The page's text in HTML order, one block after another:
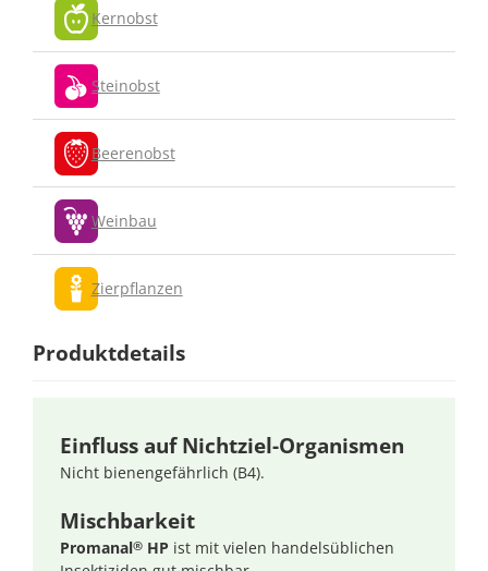
Kernobst
Steinobst
Beerenobst
Weinbau
Zierpflanzen
Produktdetails
Einfluss auf Nichtziel-Organismen
Nicht bienengefährlich (B4).
Mischbarkeit
Promanal®HP ist mit vielen handelsüblichen